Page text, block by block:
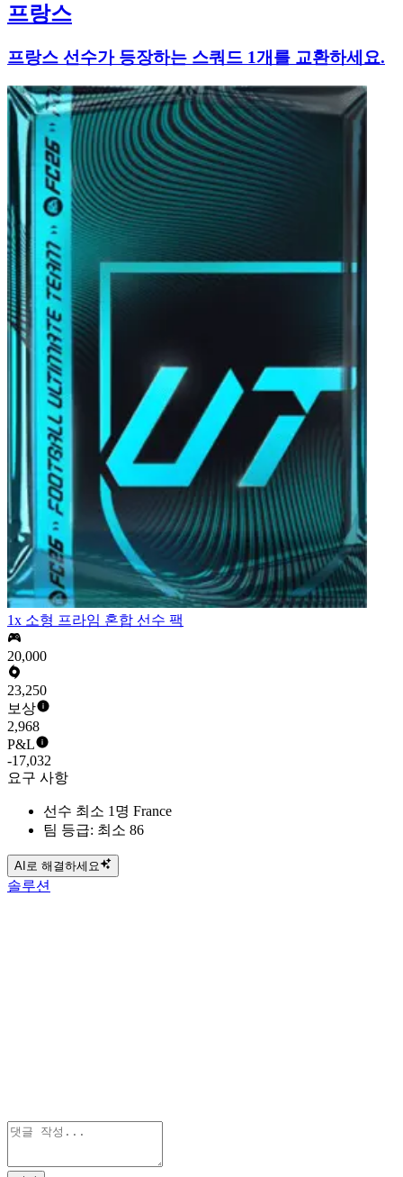
프랑스
프랑스 선수가 등장하는 스쿼드 1개를 교환하세요.
1x 소형 프라임 혼합 선수 팩
20,000
23,250
보상
2,968
P&L
-17,032
요구 사항
선수 최소 1명 France
팀 등급: 최소 86
AI로 해결하세요
솔루션